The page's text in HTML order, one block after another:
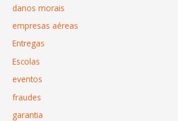
danos morais
empresas aéreas
Entregas
Escolas
eventos
fraudes
garantia